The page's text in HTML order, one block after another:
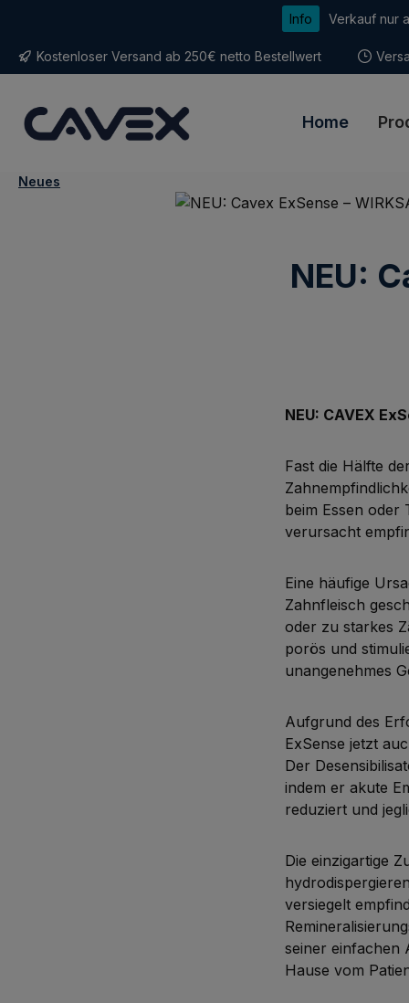
Info Verkauf nur
Kostenloser Versand ab 250€ netto Bestellwert
Home
Neues
NEU:
NEU: CAVEX
Fast die Hälfte
beim Essen oder
verursacht
Eine häufige
Zahnfleisch
oder zu starkes
porös und
unangenehmes
Aufgrund des
ExSense jetzt
Der
indem er akute
reduziert und
Die einzigartige
versiegelt
seiner einfachen
Hause vom